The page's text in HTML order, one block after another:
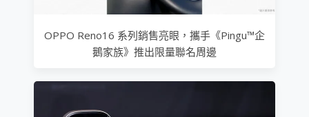
OPPO Reno16 系列銷售亮眼，攜手《Pingu™企
鵝家族》推出限量聯名周邊